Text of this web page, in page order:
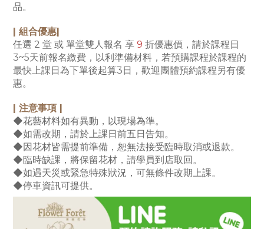
品。
| 組合優惠|
任選 2 堂 或 單堂雙人報名 享 9 折優惠價，請於課程日
3~5天前報名繳費，以利準備材料，若預購課程於課程的
最快上課日為下單後起算3日，歡迎團體預約課程另有優
惠。
| 注意事項 |
◆花藝材料如有異動，以現場為準。
◆如需改期，請於上課日前五日告知。
◆因花材皆需提前準備，恕無法接受臨時取消或退款。
◆臨時缺課，將保留花材，請學員到店取回。
◆如遇天災或緊急特殊狀況，可無條件改期上課。
◆停車資訊可提供。